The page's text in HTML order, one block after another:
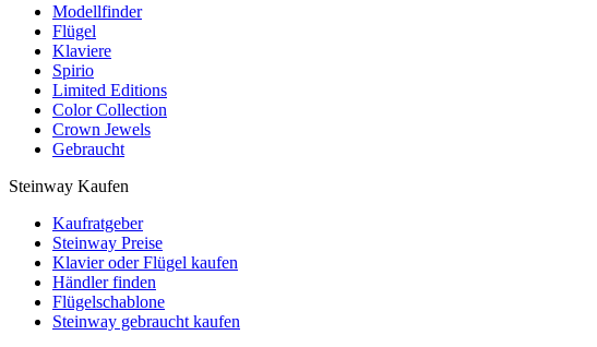
Modellfinder
Flügel
Klaviere
Spirio
Limited Editions
Color Collection
Crown Jewels
Gebraucht
Steinway Kaufen
Kaufratgeber
Steinway Preise
Klavier oder Flügel kaufen
Händler finden
Flügelschablone
Steinway gebraucht kaufen